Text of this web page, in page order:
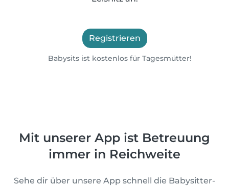
Registrieren
Babysits ist kostenlos für Tagesmütter!
Mit unserer App ist Betreuung
immer in Reichweite
Sehe dir über unsere App schnell die Babysitter-